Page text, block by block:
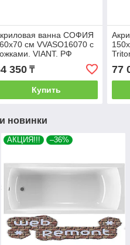
ванна СОФИЯ
см VVASO16070 с
VIANT. РФ
350₸
Купить
77
новинки
АКЦИЯ!!! –36%